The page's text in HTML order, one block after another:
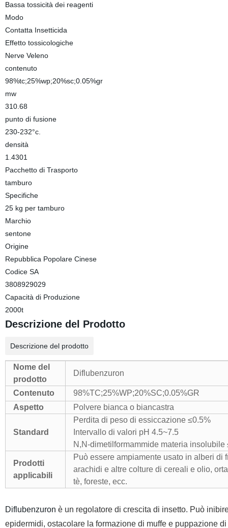
Bassa tossicità dei reagenti
Modo
Contatta Insetticida
Effetto tossicologiche
Nerve Veleno
contenuto
98%tc;25%wp;20%sc;0.05%gr
mw
310.68
punto di fusione
230-232°c.
densità
1.4301
Pacchetto di Trasporto
tamburo
Specifiche
25 kg per tamburo
Marchio
sentone
Origine
Repubblica Popolare Cinese
Codice SA
3808929029
Capacità di Produzione
2000t
Descrizione del Prodotto
Descrizione del prodotto
Nome del
prodotto
Diflubenzuron
Contenuto
98%TC;25%WP;20%SC;0.05%GR
Aspetto
Polvere bianca o biancastra
Standard
Perdita di peso di essiccazione ≤0.5%
Intervallo di valori pH 4.5~7.5
N,N-dimetilformammide materia insolubile
Prodotti
applicabili
Può essere ampiamente usato in alberi di
arachidi e altre colture di cereali e olio,
tè, foreste, ecc.
Diflubenzuron è un regolatore di crescita di insetto. Può
epidermidi, ostacolare la formazione di muffe e puppazione